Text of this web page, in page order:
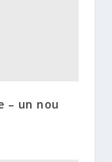
– un nou